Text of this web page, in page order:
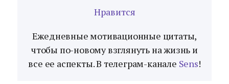
Нравится
Ежедневные мотивационные цитаты,
чтобы по-новому взглянуть на жизнь и
все ее аспекты. В телеграм-канале Sens!